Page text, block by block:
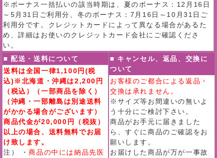
※ボーナス一括払いの該当時期は、夏のボーナス：12月16日
～5月31日ご利用分、冬のボーナス：7月16日～10月31日ご
利用分です。クレジットカードによって異なる場合があるた
め、詳細はお使いのクレジットカード会社にご確認くださ
い。
■ 配送・送料について
送料は全国一律1,100円(税
込)※北海道・沖縄は2,200円
（税込）（一部商品を除く）
（沖縄・一部離島は別途送料
がかかる場合がございます）
商品代金が20,000円（税抜）
以上の場合、送料無料でお届
け致します。
注） ・商品の中には納品先医
■ キャンセル、返品、交換に
ついて
お客様のご都合による返品・
交換は承れません。
※サイズ等お間違いの無いよ
う十分にご検討下さい。
商品がお手元に届きました
ら、すぐに商品のご確認をお
願いします。
お届けした商品が万が一事故